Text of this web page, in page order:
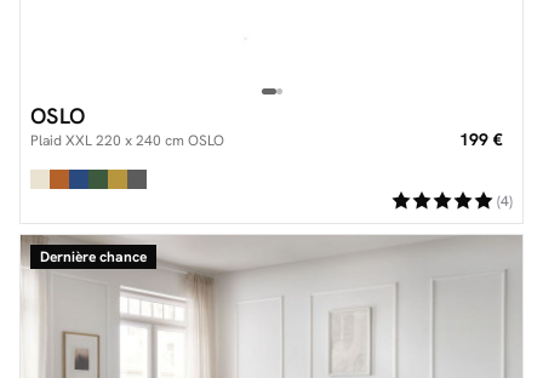
OSLO
Plaid XXL 220 x 240 cm OSLO 199 €
(4)
Dernière chance